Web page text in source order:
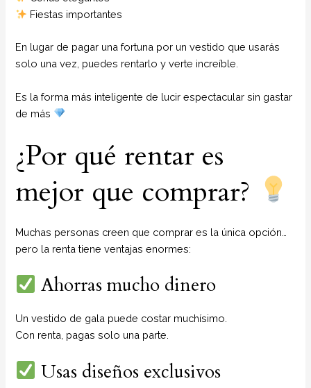
Fiestas importantes
En lugar de pagar una fortuna por un vestido que usarás
solo una vez, puedes rentarlo y verte increíble.
Es la forma más inteligente de lucir espectacular sin gastar
de más
¿Por qué rentar es
mejor que comprar?
Muchas personas creen que comprar es la única opción…
pero la renta tiene ventajas enormes:
Ahorras mucho dinero
Un vestido de gala puede costar muchísimo.
Con renta, pagas solo una parte.
Usas diseños exclusivos